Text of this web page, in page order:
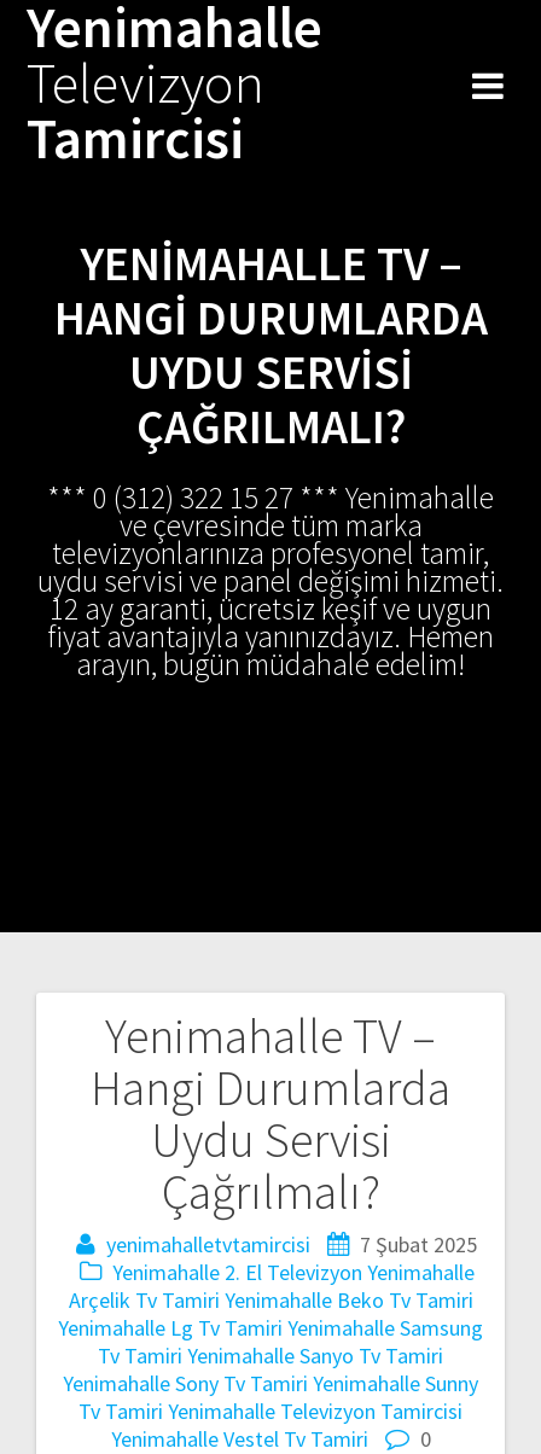
Skip
to
Yenimahalle
Televizyon
Tamircisi
YENIMAHALLE TV –
HANGI DURUMLARDA
UYDU SERVISI
ÇAĞRILMALI?
*** 0 (312) 322 15 27 *** Yenimahalle
ve çevresinde tüm marka
televizyonlarınıza profesyonel tamir,
uydu servisi ve panel değişimi hizmeti.
12 ay garanti, ücretsiz keşif ve uygun
fiyat avantajıyla yanınızdayız. Hemen
arayın, bugün müdahale edelim!
Yenimahalle TV –
Hangi Durumlarda
Uydu Servisi
Çağrılmalı?
yenimahalletvtamircisi
7 Şubat 2025
Yenimahalle 2. El Televizyon Yenimahalle
Arçelik Tv Tamiri Yenimahalle Beko Tv Tamiri
Yenimahalle Lg Tv Tamiri Yenimahalle Samsung
Tv Tamiri Yenimahalle Sanyo Tv Tamiri
Yenimahalle Sony Tv Tamiri Yenimahalle Sunny
Tv Tamiri Yenimahalle Televizyon Tamircisi
Yenimahalle Vestel Tv Tamiri
0
gezinmesi